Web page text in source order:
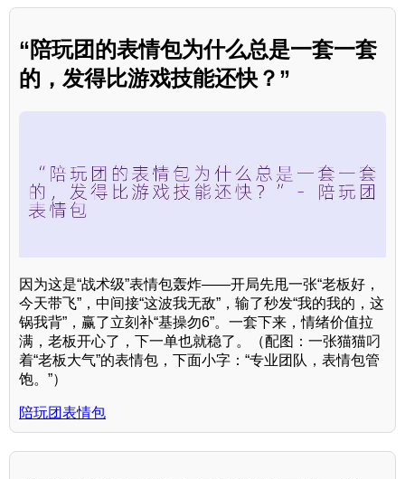
“陪玩团的表情包为什么总是一套一套
的，发得比游戏技能还快？”
因为这是“战术级”表情包轰炸——开局先甩一张“老板好，
今天带飞”，中间接“这波我无敌”，输了秒发“我的我的，这
锅我背”，赢了立刻补“基操勿6”。一套下来，情绪价值拉
满，老板开心了，下一单也就稳了。（配图：一张猫猫叼
着“老板大气”的表情包，下面小字：“专业团队，表情包管
饱。”）
陪玩团表情包